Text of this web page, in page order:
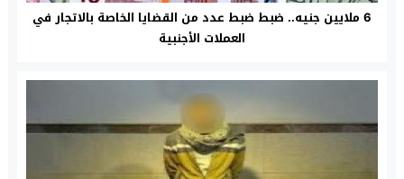
6 ملايين جنيه.. ضبط ضبط عدد من القضايا الخاصة بالاتجار في
العملات الأجنبية